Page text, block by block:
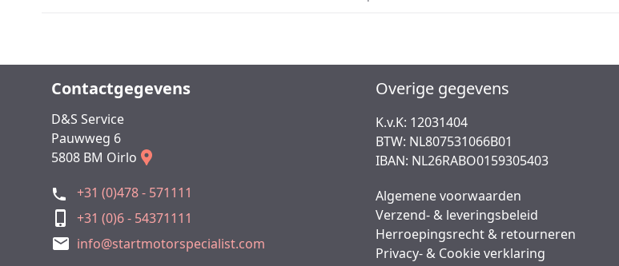
Contactgegevens
D&S Service
Pauwweg 6
5808 BM Oirlo
+31 (0)478 - 571111
+31 (0)6 - 54371111
info@startmotorspecialist.com
Overige gegevens
K.v.K: 12031404
BTW: NL807531066B01
IBAN: NL26RABO0159305403
Algemene voorwaarden
Verzend- & leveringsbeleid
Herroepingsrecht & retourneren
Privacy- & Cookie verklaring